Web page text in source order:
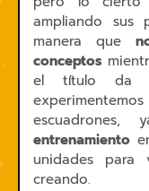
ampliando sus
manera que
conceptos
el título da
entrenamiento
unidades para
creando.